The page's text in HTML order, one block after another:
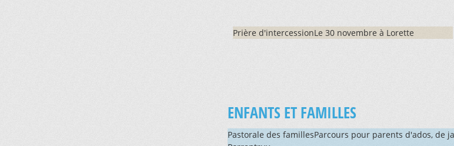
Prière d'intercessionLe 30 novembre à Lorette
ENFANTS ET FAMILLES
Pastorale des famillesParcours pour parents d'ados, de